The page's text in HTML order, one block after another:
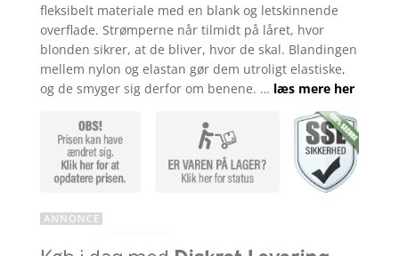
fleksibelt materiale med en blank og letskinnende
overflade. Strømperne når tilmidt på låret, hvor
blonden sikrer, at de bliver, hvor de skal. Blandingen
mellem nylon og elastan gør dem utroligt elastiske,
og de smyger sig derfor om benene. … læs mere her